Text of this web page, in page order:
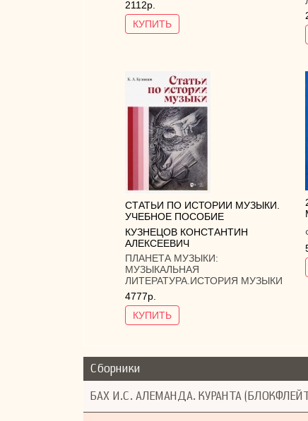
2112р.
КУПИТЬ
СТАТЬИ ПО ИСТОРИИ МУЗЫКИ.
УЧЕБНОЕ ПОСОБИЕ
КУЗНЕЦОВ КОНСТАНТИН
АЛЕКСЕЕВИЧ
ПЛАНЕТА МУЗЫКИ:
МУЗЫКАЛЬНАЯ
ЛИТЕРАТУРА.ИСТОРИЯ МУЗЫКИ
4777р.
КУПИТЬ
Сборники
БАХ И.С. АЛЕМАНДА. КУРАНТА